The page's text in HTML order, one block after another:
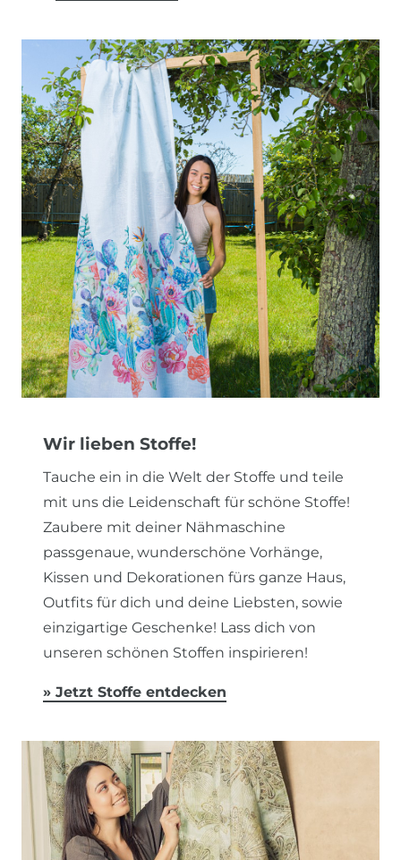
Wir lieben Stoffe!
Tauche ein in die Welt der Stoffe und teile
mit uns die Leidenschaft für schöne Stoffe!
Zaubere mit deiner Nähmaschine
passgenaue, wunderschöne Vorhänge,
Kissen und Dekorationen fürs ganze Haus,
Outfits für dich und deine Liebsten, sowie
einzigartige Geschenke! Lass dich von
unseren schönen Stoffen inspirieren!
» Jetzt Stoffe entdecken